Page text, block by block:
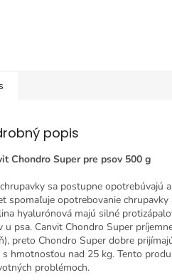
popis
Chondro Super pre psov 500 g
sa postupne opotrebúvajú
spomaľuje opotrebovanie chrupavky
hyalurónová majú silné
u psa. Canvit Chondro Super
preto Chondro Super dobre
s hmotnosťou nad 25 kg. Tento
problémoch.